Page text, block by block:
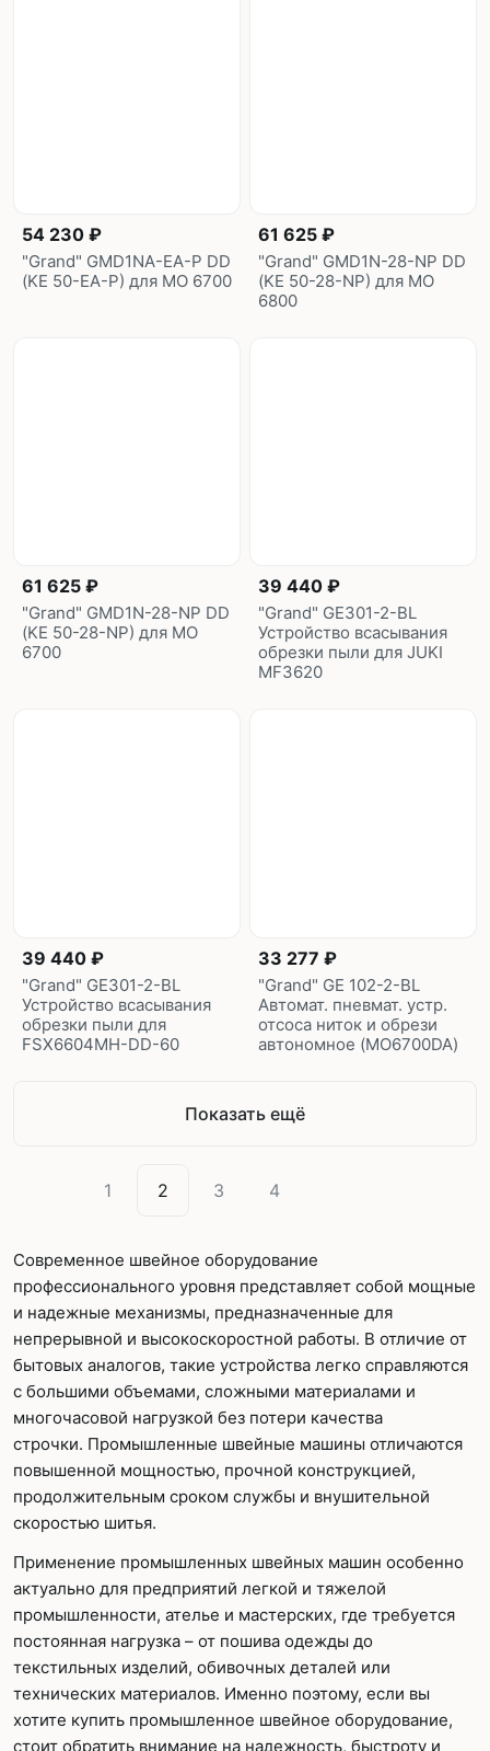
54 230 ₽
"Grand" GMD1NA-EA-P DD
(KE 50-EA-P) для МО 6700
61 625 ₽
"Grand" GMD1N-28-NP DD
(KE 50-28-NP) для МО
6800
61 625 ₽
"Grand" GMD1N-28-NP DD
(KE 50-28-NP) для МО
6700
39 440 ₽
"Grand" GE301-2-BL
Устройство всасывания
обрезки пыли для JUKI
MF3620
39 440 ₽
"Grand" GE301-2-BL
Устройство всасывания
обрезки пыли для
FSX6604MH-DD-60
33 277 ₽
"Grand" GE 102-2-BL
Автомат. пневмат. устр.
отсоса ниток и обрези
автономное (MO6700DA)
Показать ещё
1 2 3 4
Современное швейное оборудование
профессионального уровня представляет собой мощные
и надежные механизмы, предназначенные для
непрерывной и высокоскоростной работы. В отличие от
бытовых аналогов, такие устройства легко справляются
с большими объемами, сложными материалами и
многочасовой нагрузкой без потери качества
строчки. Промышленные швейные машины отличаются
повышенной мощностью, прочной конструкцией,
продолжительным сроком службы и внушительной
скоростью шитья.
Применение промышленных швейных машин особенно
актуально для предприятий легкой и тяжелой
промышленности, ателье и мастерских, где требуется
постоянная нагрузка – от пошива одежды до
текстильных изделий, обивочных деталей или
технических материалов. Именно поэтому, если вы
хотите купить промышленное швейное оборудование,
стоит обратить внимание на надежность, быстроту и